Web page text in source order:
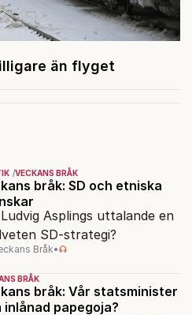
än flyget
VECKANS BRÅK
bråk: SD och etniska
Asplings uttalande en
SD-strategi?
Bråk•
BRÅK
bråk: Vår statsminister
inlånad papegoja?